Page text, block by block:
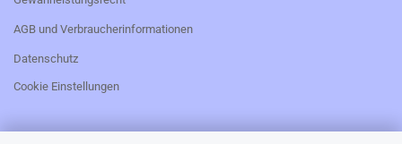
AGB und Verbraucherinformationen
Datenschutz
Cookie Einstellungen